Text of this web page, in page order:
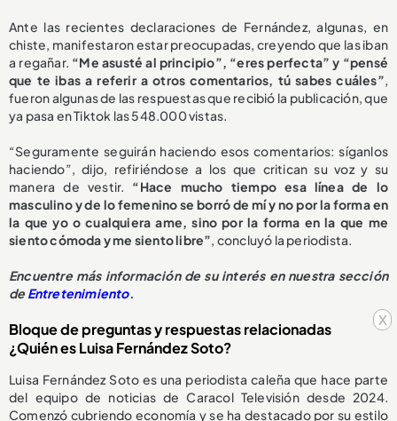
x
Ante las recientes declaraciones de Fernández, algunas, en
chiste, manifestaron estar preocupadas, creyendo que las iban
a regañar. “Me asusté al principio”, “eres perfecta” y “pensé
que te ibas a referir a otros comentarios, tú sabes cuáles”,
fueron algunas de las respuestas que recibió la publicación, que
ya pasa en Tiktok las 548.000 vistas.
“Seguramente seguirán haciendo esos comentarios: síganlos
haciendo”, dijo, refiriéndose a los que critican su voz y su
manera de vestir. “Hace mucho tiempo esa línea de lo
masculino y de lo femenino se borró de mí y no por la forma en
la que yo o cualquiera ame, sino por la forma en la que me
siento cómoda y me siento libre”, concluyó la periodista.
Encuentre más información de su interés en nuestra sección
deEntretenimiento.
Bloque de preguntas y respuestas relacionadas
¿Quién es Luisa Fernández Soto?
Luisa Fernández Soto es una periodista caleña que hace parte
del equipo de noticias de Caracol Televisión desde 2024.
Comenzó cubriendo economía y se ha destacado por su estilo